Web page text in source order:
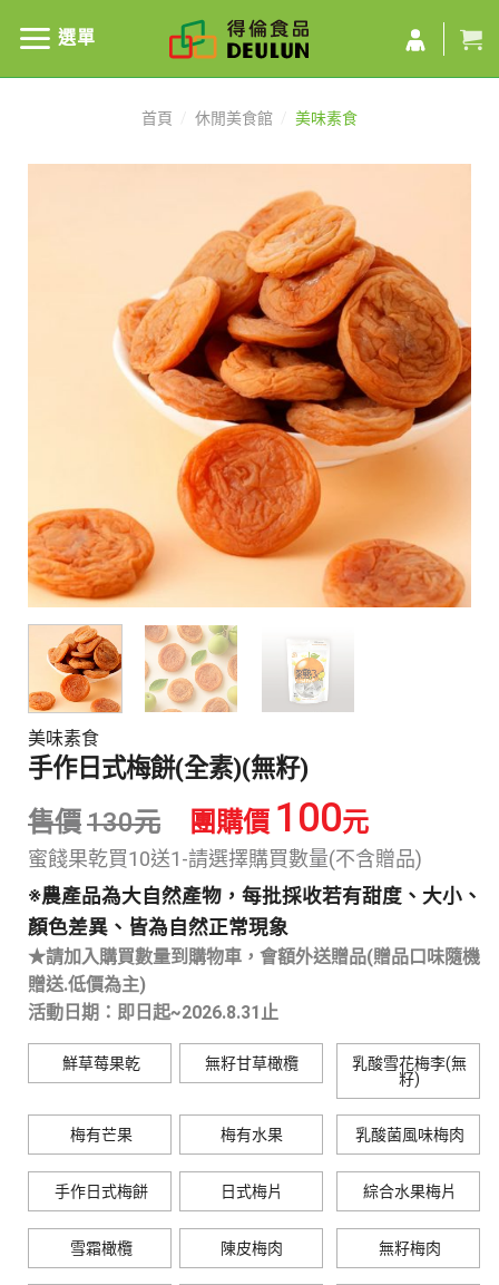
選單
首頁 休閒美食館 美味素食
美味素食
手作日式梅餅(全素)(無籽)
售價130元 團購價 100元
蜜餞果乾買10送1-請選擇購買數量(不含贈品)
※農產品為大自然產物，每批採收若有甜度、大小、
顏色差異、皆為自然正常現象
★請加入購買數量到購物車，會額外送贈品(贈品口味隨機
贈送.低價為主)
活動日期：即日起~2026.8.31止
鮮草莓果乾 無籽甘草橄欖
乳酸雪花梅李(無
籽)
梅有芒果 梅有水果 乳酸菌風味梅肉
手作日式梅餅 日式梅片 綜合水果梅片
雪霜橄欖 陳皮梅肉 無籽梅肉